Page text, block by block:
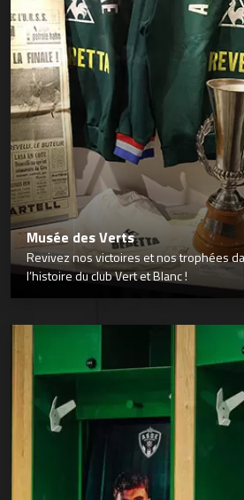
Musée des Verts
Revivez nos victoires et nos trophées
l’histoire du club Vert et Blanc !